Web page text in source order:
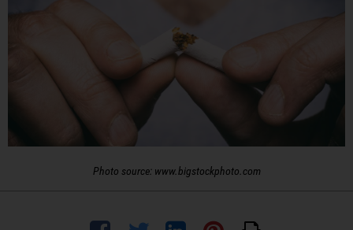
Photo source: www.bigstockphoto.com